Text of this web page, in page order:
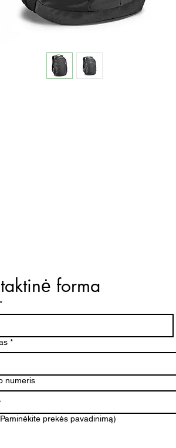
forma
*
*
numeris
prekės pavadinimą)